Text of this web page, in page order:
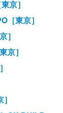
京］
［東京］
］
京］